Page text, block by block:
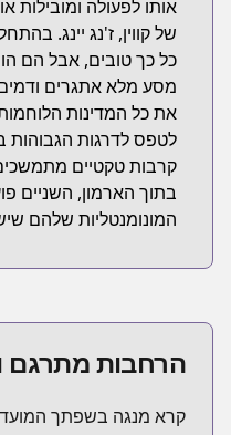
אותו לפעולה ומובילות
של קווין, ז'נג יינג.
כל כך טובים, אבל הם
מסע מלא אתגרים
את כל המדינות
לטפס לדרגות
קרבות טקטיים
בתוך הארמון, השניים
המונומנטליות שלהם
הרחבות מתרגם
קרא מנגה בשפתך